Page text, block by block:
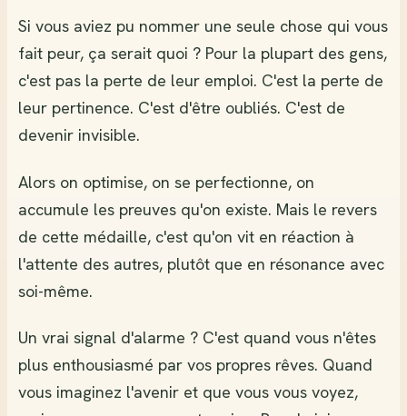
Si vous aviez pu nommer une seule chose qui vous
fait peur, ça serait quoi ? Pour la plupart des gens,
c'est pas la perte de leur emploi. C'est la perte de
leur pertinence. C'est d'être oubliés. C'est de
devenir invisible.
Alors on optimise, on se perfectionne, on
accumule les preuves qu'on existe. Mais le revers
de cette médaille, c'est qu'on vit en réaction à
l'attente des autres, plutôt que en résonance avec
soi-même.
Un vrai signal d'alarme ? C'est quand vous n'êtes
plus enthousiasmé par vos propres rêves. Quand
vous imaginez l'avenir et que vous vous voyez,